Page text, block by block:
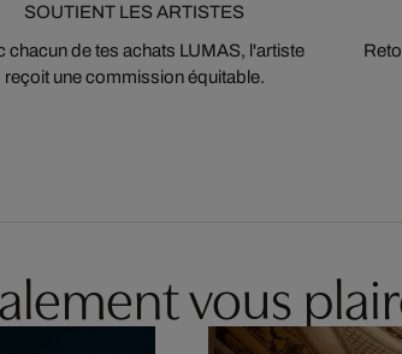
SOUTIENT LES ARTISTES
chacun de tes achats LUMAS, l'artiste
reçoit une commission équitable.
vous